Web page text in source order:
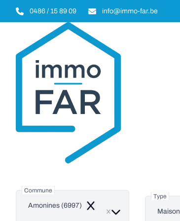
Aller au contenu principal
0486 / 15 89 09 info@immo-far.be
Commune
Amonines (6997) Remove
Type
Maison